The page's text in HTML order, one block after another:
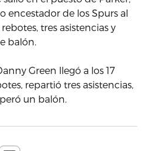
encestador de los Spurs al
tres asistencias y
balón.
Green llegó a los 17
repartió tres asistencias,
un balón.